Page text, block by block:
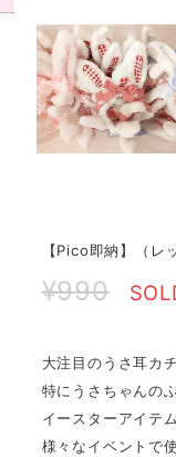
【Pico即納】（レ
¥990
大注目のうさ耳カ
特にうさちゃんの
イースターアイテ
様々なイベントで